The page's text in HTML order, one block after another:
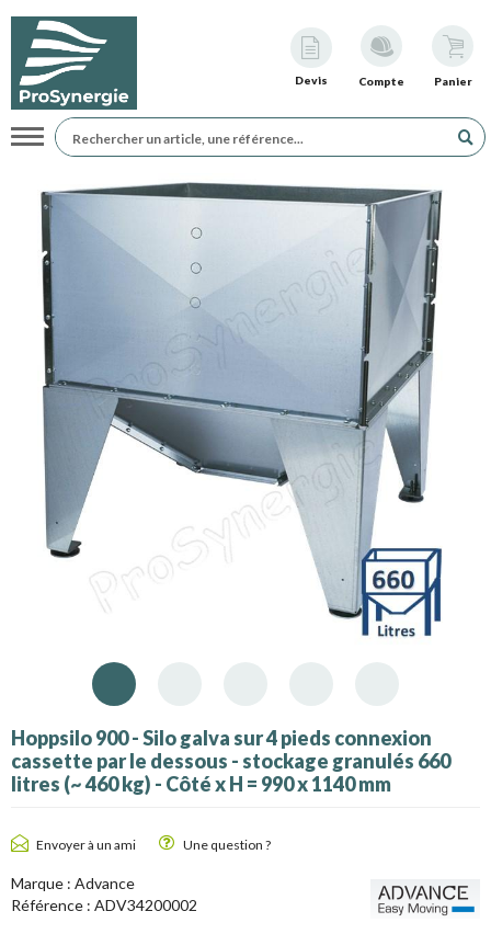
Devis Compte Panier
Navigation
Hoppsilo 900 - Silo galva sur 4 pieds connexion
cassette par le dessous - stockage granulés 660
litres (~ 460 kg) - Côté x H = 990 x 1140 mm
Envoyer à un ami Une question ?
Marque : Advance
Référence : ADV34200002